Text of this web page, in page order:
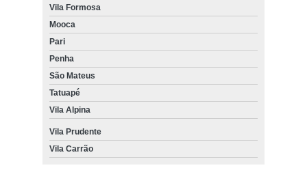
Vila Formosa
Mooca
Pari
Penha
São Mateus
Tatuapé
Vila Alpina
Vila Prudente
Vila Carrão